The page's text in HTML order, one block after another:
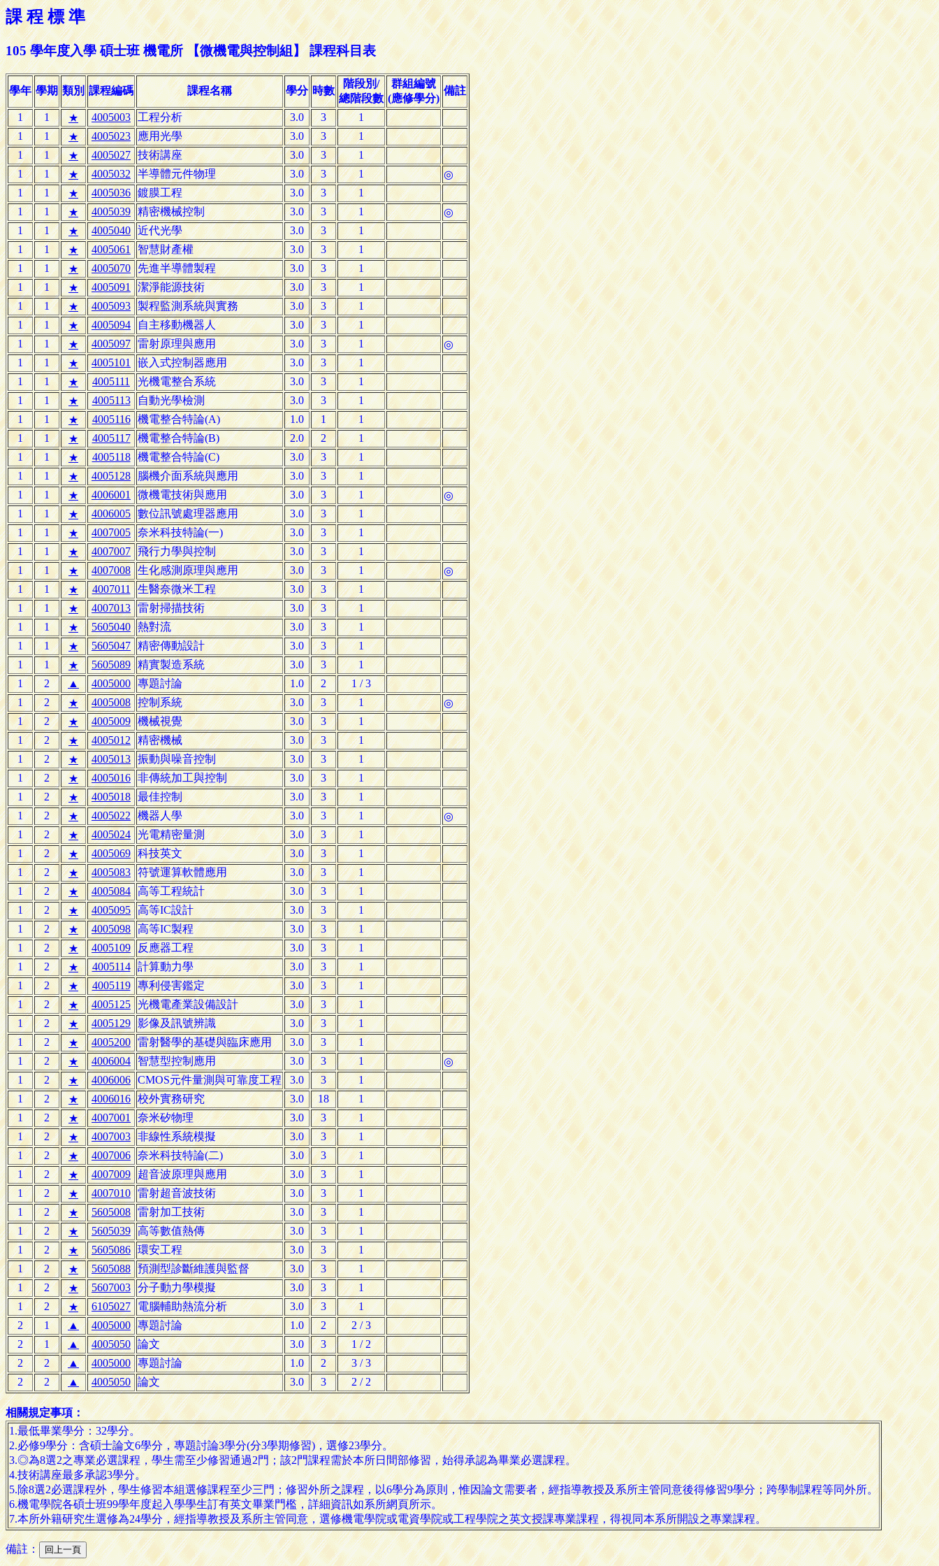
課 程 標 準
105 學年度入學 碩士班 機電所 【微機電與控制組】 課程科目表
學年 學期 類別 課程編碼 課程名稱 學分 時數
階段別/
總階段數
群組編號
(應修學分)
備註
1 1 ★ 4005003 工程分析 3.0 3
1
1
1 ★ 4005023 應用光學 3.0 3
1
1
1 ★ 4005027 技術講座 3.0 3
1
1
1 ★ 4005032 半導體元件物理 3.0 3 1
◎
1
1 ★ 4005036 鍍膜工程 3.0 3
1
1
1 ★ 4005039 精密機械控制 3.0 3 1
◎
1
1 ★ 4005040 近代光學 3.0 3
1
1
1 ★ 4005061 智慧財產權 3.0 3
1
1
1 ★ 4005070 先進半導體製程 3.0 3
1
1
1 ★ 4005091 潔淨能源技術 3.0 3
1
1
1 ★ 4005093 製程監測系統與實務 3.0 3
1
1
1 ★ 4005094 自主移動機器人 3.0 3
1
1
1 ★ 4005097 雷射原理與應用 3.0 3 1
◎
1
1 ★ 4005101 嵌入式控制器應用 3.0 3
1
1
1 ★ 4005111 光機電整合系統 3.0 3
1
1
1 ★ 4005113 自動光學檢測 3.0 3
1
1
1 ★ 4005116 機電整合特論(A) 1.0 1
1
1
1 ★ 4005117 機電整合特論(B) 2.0 2
1
1
1 ★ 4005118 機電整合特論(C) 3.0 3
1
1
1 ★ 4005128 腦機介面系統與應用 3.0 3
1
1
1 ★ 4006001 微機電技術與應用 3.0 3 1
◎
1
1 ★ 4006005 數位訊號處理器應用 3.0 3
1
1
1 ★ 4007005 奈米科技特論(一) 3.0 3
1
1
1 ★ 4007007 飛行力學與控制 3.0 3
1
1
1 ★ 4007008 生化感測原理與應用 3.0 3 1
◎
1
1 ★ 4007011 生醫奈微米工程 3.0 3
1
1
1 ★ 4007013 雷射掃描技術 3.0 3
1
1
1 ★ 5605040 熱對流 3.0 3
1
1
1 ★ 5605047 精密傳動設計 3.0 3
1
1
1 ★ 5605089 精實製造系統 3.0 3
1
1
2 ▲ 4005000 專題討論 1.0 2
1 / 3
1
2 ★ 4005008 控制系統 3.0 3 1
◎
1
2 ★ 4005009 機械視覺 3.0 3
1
1
2 ★ 4005012 精密機械 3.0 3
1
1
2 ★ 4005013 振動與噪音控制 3.0 3
1
1
2 ★ 4005016 非傳統加工與控制 3.0 3
1
1
2 ★ 4005018 最佳控制 3.0 3
1
1
2 ★ 4005022 機器人學 3.0 3 1
◎
1
2 ★ 4005024 光電精密量測 3.0 3
1
1
2 ★ 4005069 科技英文 3.0 3
1
1
2 ★ 4005083 符號運算軟體應用 3.0 3
1
1
2 ★ 4005084 高等工程統計 3.0 3
1
1
2 ★ 4005095 高等IC設計 3.0 3
1
1
2 ★ 4005098 高等IC製程 3.0 3
1
1
2 ★ 4005109 反應器工程 3.0 3
1
1
2 ★ 4005114 計算動力學 3.0 3
1
1
2 ★ 4005119 專利侵害鑑定 3.0 3
1
1
2 ★ 4005125 光機電產業設備設計 3.0 3
1
1
2 ★ 4005129 影像及訊號辨識 3.0 3
1
1
2 ★ 4005200 雷射醫學的基礎與臨床應用 3.0 3
1
1
2 ★ 4006004 智慧型控制應用 3.0 3 1
◎
1
2 ★ 4006006 CMOS元件量測與可靠度工程 3.0 3
1
1
2 ★ 4006016 校外實務研究 3.0 18
1
1
2 ★ 4007001 奈米矽物理 3.0 3
1
1
2 ★ 4007003 非線性系統模擬 3.0 3
1
1
2 ★ 4007006 奈米科技特論(二) 3.0 3
1
1
2 ★ 4007009 超音波原理與應用 3.0 3
1
1
2 ★ 4007010 雷射超音波技術 3.0 3
1
1
2 ★ 5605008 雷射加工技術 3.0 3
1
1
2 ★ 5605039 高等數值熱傳 3.0 3
1
1
2 ★ 5605086 環安工程 3.0 3
1
1
2 ★ 5605088 預測型診斷維護與監督 3.0 3
1
1
2 ★ 5607003 分子動力學模擬 3.0 3
1
1
2 ★ 6105027 電腦輔助熱流分析 3.0 3
1
2
1 ▲ 4005000 專題討論 1.0 2
2 / 3
2
1 ▲ 4005050 論文 3.0 3
1 / 2
2
2 ▲ 4005000 專題討論 1.0 2
3 / 3
2
2 ▲ 4005050 論文 3.0 3 2 / 2
相關規定事項：
1.最低畢業學分：32學分。
2.必修9學分：含碩士論文6學分，專題討論3學分(分3學期修習)，選修23學分。
3.◎為8選2之專業必選課程，學生需至少修習通過2門；該2門課程需於本所日間部修習，始得承認為畢業必選課程。
4.技術講座最多承認3學分。
5.除8選2必選課程外，學生修習本組選修課程至少三門；修習外所之課程，以6學分為原則，惟因論文需要者，經指導教授及系所主管同意後得修習9學分；跨學制課程等同外所。
6.機電學院各碩士班99學年度起入學學生訂有英文畢業門檻，詳細資訊如系所網頁所示。
7.本所外籍研究生選修為24學分，經指導教授及系所主管同意，選修機電學院或電資學院或工程學院之英文授課專業課程，得視同本系所開設之專業課程。
備註：